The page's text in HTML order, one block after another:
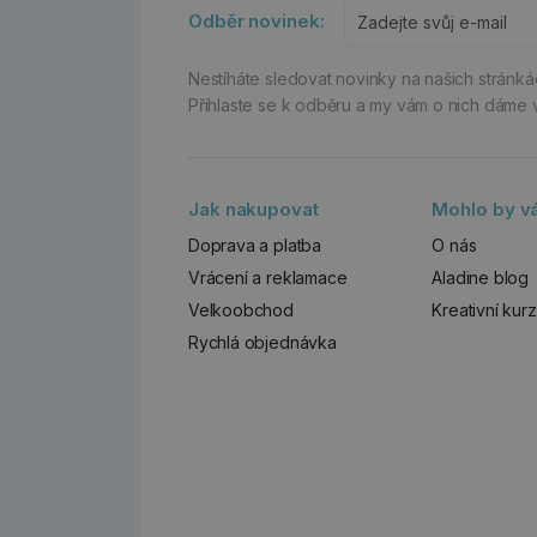
Odběr novinek:
Nestíháte sledovat novinky na našich
Přihlaste se k odběru a my vám o nich dáme
Jak nakupovat
Doprava a platba
Vrácení a reklamace
Velkoobchod
Rychlá objednávka
Mohlo by
O nás
Aladine blog
Kreativní